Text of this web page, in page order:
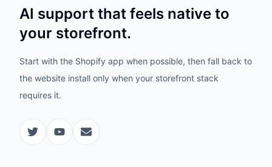
AI support that feels native to
your storefront.
Start with the Shopify app when possible, then fall back to
the website install only when your storefront stack
requires it.